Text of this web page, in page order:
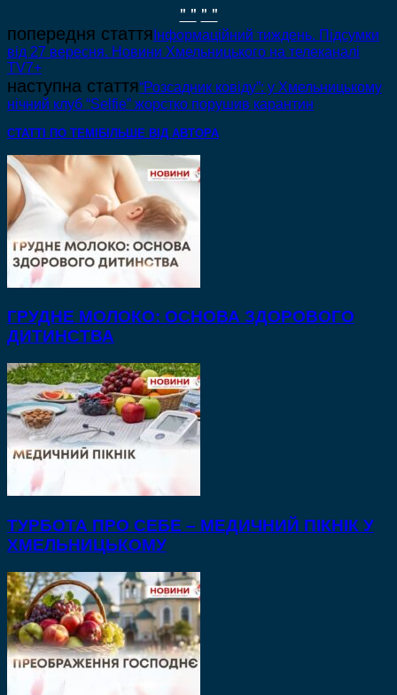
" " " "
попередня стаття Інформаційний тиждень. Підсумки
від 27 вересня. Новини Хмельницького на телеканалі
ТV7+
наступна стаття“Розсадник ковіду”: у Хмельницькому
нічний клуб “Selfie” жорстко порушив карантин
СТАТТІ ПО ТЕМІ БІЛЬШЕ ВІД АВТОРА
ГРУДНЕ МОЛОКО: ОСНОВА ЗДОРОВОГО
ДИТИНСТВА
ТУРБОТА ПРО СЕБЕ – МЕДИЧНИЙ ПІКНІК У
ХМЕЛЬНИЦЬКОМУ